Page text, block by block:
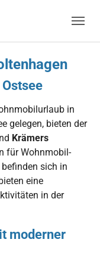
in
gelegen, bieten der
Krämers
für Wohnmobil-
sich in
eine
in der
moderner